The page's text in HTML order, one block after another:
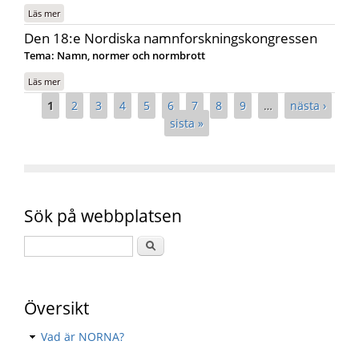
Läs merom Anmälan öppen: NORNA-kongressen 2025 i Halmstad
Den 18:e Nordiska namnforskningskongressen
Tema: Namn, normer och normbrott
Läs merom Den 18:e Nordiska namnforskningskongressen
Sidor
1 2 3 4 5 6 7 8 9 …
nästa ›
sista »
Sök på webbplatsen
Översikt
Vad är NORNA?